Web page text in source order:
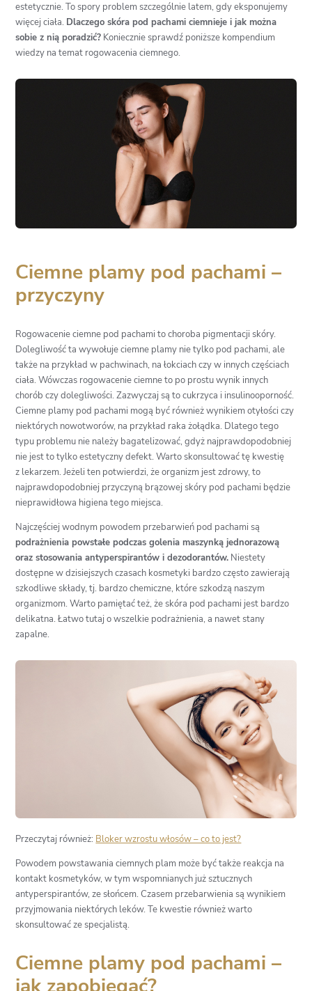
estetycznie. To spory problem szczególnie latem, gdy eksponujemy
więcej ciała. Dlaczego skóra pod pachami ciemnieje i jak można
sobie z nią poradzić? Koniecznie sprawdź poniższe kompendium
wiedzy na temat rogowacenia ciemnego.
Ciemne plamy pod pachami –
przyczyny
Rogowacenie ciemne pod pachami to choroba pigmentacji skóry.
Dolegliwość ta wywołuje ciemne plamy nie tylko pod pachami, ale
także na przykład w pachwinach, na łokciach czy w innych częściach
ciała. Wówczas rogowacenie ciemne to po prostu wynik innych
chorób czy dolegliwości. Zazwyczaj są to cukrzyca i insulinooporność.
Ciemne plamy pod pachami mogą być również wynikiem otyłości czy
niektórych nowotworów, na przykład raka żołądka. Dlatego tego
typu problemu nie należy bagatelizować, gdyż najprawdopodobniej
nie jest to tylko estetyczny defekt. Warto skonsultować tę kwestię
z lekarzem. Jeżeli ten potwierdzi, że organizm jest zdrowy, to
najprawdopodobniej przyczyną brązowej skóry pod pachami będzie
nieprawidłowa higiena tego miejsca.
Najczęściej wodnym powodem przebarwień pod pachami są
podrażnienia powstałe podczas golenia maszynką jednorazową
oraz stosowania antyperspirantów i dezodorantów. Niestety
dostępne w dzisiejszych czasach kosmetyki bardzo często zawierają
szkodliwe składy, tj. bardzo chemiczne, które szkodzą naszym
organizmom. Warto pamiętać też, że skóra pod pachami jest bardzo
delikatna. Łatwo tutaj o wszelkie podrażnienia, a nawet stany
zapalne.
Przeczytaj również: Bloker wzrostu włosów – co to jest?
Powodem powstawania ciemnych plam może być także reakcja na
kontakt kosmetyków, w tym wspomnianych już sztucznych
antyperspirantów, ze słońcem. Czasem przebarwienia są wynikiem
przyjmowania niektórych leków. Te kwestie również warto
skonsultować ze specjalistą.
Ciemne plamy pod pachami –